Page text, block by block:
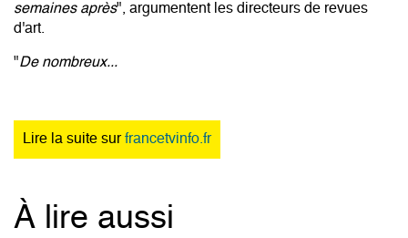
semaines après", argumentent les directeurs de revues
d'art.
"De nombreux...
Lire la suite surfrancetvinfo.fr
À lire aussi